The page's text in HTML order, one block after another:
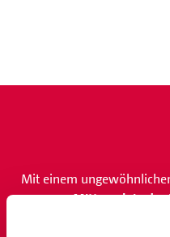
Mit einem
am Mittwoch in der
Essen die